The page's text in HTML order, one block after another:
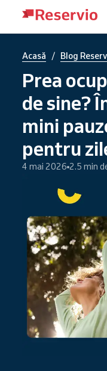
Acasă / Blog
Prea
de sine?
mini
pentru
4 mai 2026 2.5 min